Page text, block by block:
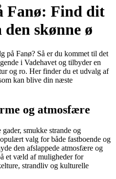
Fanø: Find dit
skønne ø
på Fanø? Så er du kommet til det
i Vadehavet og tilbyder en
og ro. Her finder du et udvalg af
kan blive din næste
og atmosfære
smukke strande og
valg for både fastboende og
den afslappede atmosfære og
et væld af muligheder for
strandliv og kulturelle